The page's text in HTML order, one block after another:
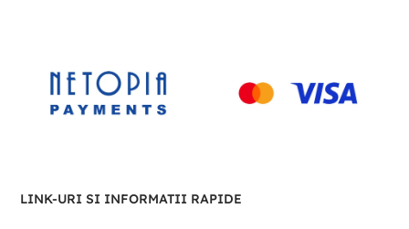
LINK-URI SI INFORMATII RAPIDE